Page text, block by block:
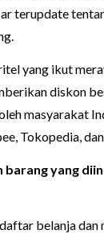
terupdate
yang ikut
diskon
masyarakat
Tokopedia,
barang yang
belanja dan